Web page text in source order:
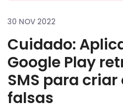
30 NOV 2022
Cuidado:
Google Play
SMS para
falsas